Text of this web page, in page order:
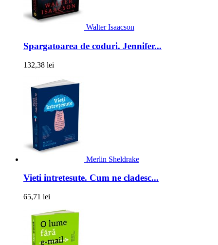
Walter Isaacson
Spargatoarea de coduri. Jennifer...
132,38 lei
Merlin Sheldrake
Vieti intretesute. Cum ne cladesc...
65,71 lei